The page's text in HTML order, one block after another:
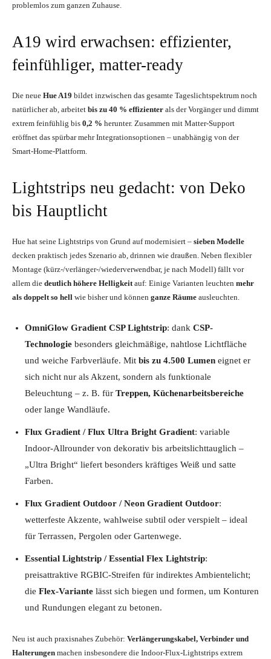
problemlos zum ganzen Zuhause.
A19 wird erwachsen: effizienter,
feinfühliger, matter-ready
Die neue Hue A19 bildet inzwischen das gesamte Tageslichtspektrum noch
natürlicher ab, arbeitet bis zu 40 % effizienter als der Vorgänger und dimmt
extrem feinfühlig bis 0,2 % herunter. Zusammen mit Matter-Support
eröffnet das spürbar mehr Integrationsoptionen – unabhängig von der
Smart-Home-Plattform.
Lightstrips neu gedacht: von Deko
bis Hauptlicht
Hue hat seine Lightstrips von Grund auf modernisiert – sieben Modelle
decken praktisch jedes Szenario ab, drinnen wie draußen. Neben flexibler
Montage (kürz-/verlänger-/wiederverwendbar, je nach Modell) fällt vor
allem die deutlich höhere Helligkeitauf: Einige Varianten leuchten mehr
als doppelt so hell wie bisher und können ganze Räume ausleuchten.
OmniGlow Gradient CSP Lightstrip: dank CSP-
Technologie besonders gleichmäßige, nahtlose Lichtfläche
und weiche Farbverläufe. Mit bis zu 4.500 Lumen eignet er
sich nicht nur als Akzent, sondern als funktionale
Beleuchtung – z. B. für Treppen, Küchenarbeitsbereiche
oder lange Wandläufe.
Flux Gradient / Flux Ultra Bright Gradient: variable
Indoor-Allrounder von dekorativ bis arbeitslichttauglich –
„Ultra Bright“ liefert besonders kräftiges Weiß und satte
Farben.
Flux Gradient Outdoor / Neon Gradient Outdoor:
wetterfeste Akzente, wahlweise subtil oder verspielt – ideal
für Terrassen, Pergolen oder Gartenwege.
Essential Lightstrip / Essential Flex Lightstrip:
preisattraktive RGBIC-Streifen für indirektes Ambientelicht;
die Flex-Variante lässt sich biegen und formen, um Konturen
und Rundungen elegant zu betonen.
Neu ist auch praxisnahes Zubehör: Verlängerungskabel, Verbinder und
Halterungen machen insbesondere die Indoor-Flux-Lightstrips extrem